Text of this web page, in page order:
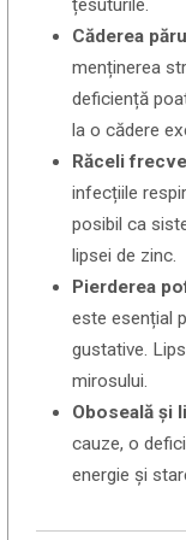
țesuturile.
Căderea
menținerea
deficiență
la o cădere
Răceli
infecțiile
posibil ca
lipsei de zinc.
Pierderea
este esențial
gustative.
mirosului.
Oboseală și
cauze, o
energie și